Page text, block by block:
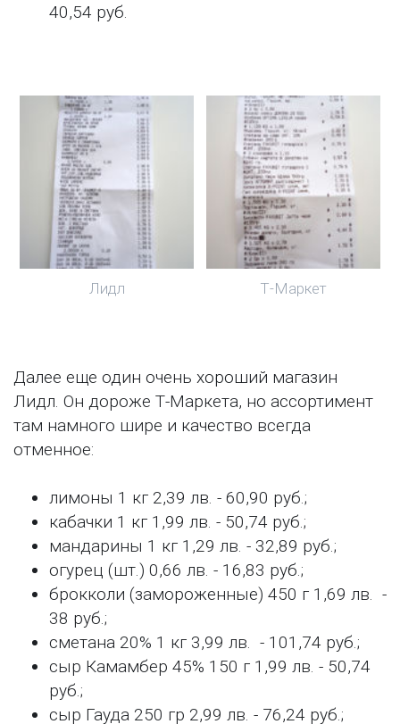
40,54 руб.
Лидл Т-Маркет
Далее еще один очень хороший магазин
Лидл. Он дороже Т-Маркета, но ассортимент
там намного шире и качество всегда
отменное:
лимоны 1 кг 2,39 лв. - 60,90 руб.;
кабачки 1 кг 1,99 лв. - 50,74 руб.;
мандарины 1 кг 1,29 лв. - 32,89 руб.;
огурец (шт.) 0,66 лв. - 16,83 руб.;
брокколи (замороженные) 450 г 1,69 лв. -
38 руб.;
сметана 20% 1 кг 3,99 лв. - 101,74 руб.;
сыр Камамбер 45% 150 г 1,99 лв. - 50,74
руб.;
сыр Гауда 250 гр 2,99 лв. - 76,24 руб.;